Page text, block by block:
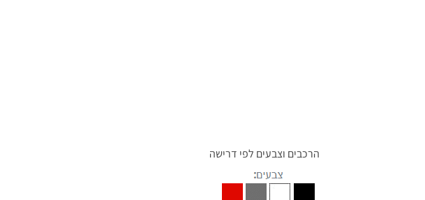
הרכבים וצבעים לפי דרישה